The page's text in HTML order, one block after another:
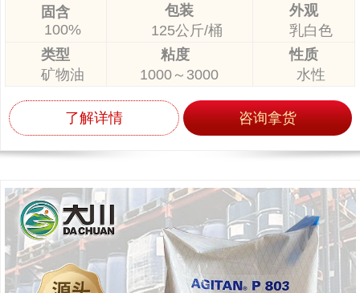
固含
100%
包装
125公斤/桶
外观
乳白色
类型
矿物油
粘度
1000～3000
性质
水性
了解详情 咨询拿货